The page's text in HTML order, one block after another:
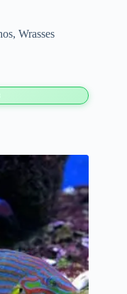
, Wrasses